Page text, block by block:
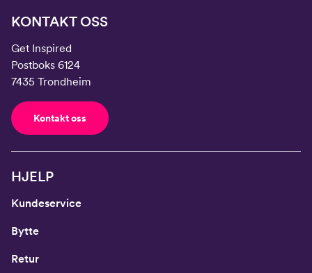
KONTAKT OSS
Get Inspired
Postboks 6124
7435 Trondheim
Kontakt oss
HJELP
Kundeservice
Bytte
Retur